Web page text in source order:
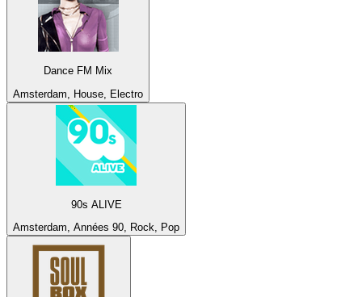
Dance FM Mix
Amsterdam, House, Electro
90s ALIVE
Amsterdam, Années 90, Rock, Pop